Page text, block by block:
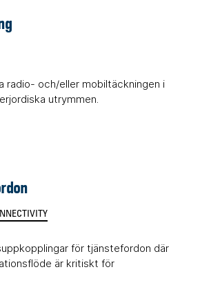
radio- och/eller mobiltäckningen i
utrymmen.
för tjänstefordon där
är kritiskt för